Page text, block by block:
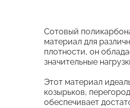
Сотовый
материал для
плотности, он
значительные
Этот материал
козырьков,
обеспечивает